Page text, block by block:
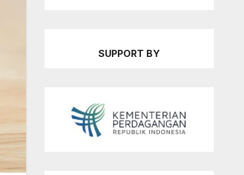
SUPPORT BY